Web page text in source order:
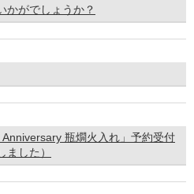
かがでしょうか？
Anniversary 瓶燗火入れ」予約受付
した）